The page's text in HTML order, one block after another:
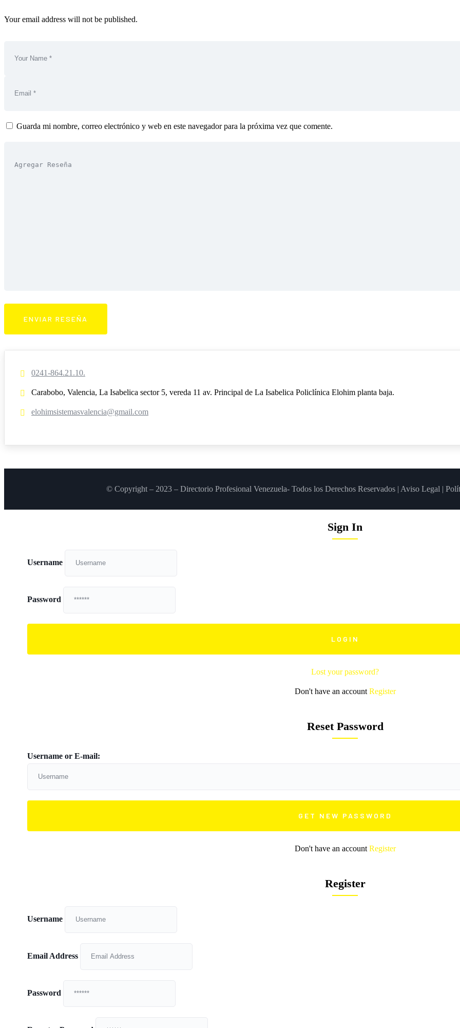
Your email address will not be published.
Guarda mi nombre, correo electrónico y web en este navegador para la próxima vez que comente.
0241-864.21.10.
Carabobo, Valencia, La Isabelica sector 5, vereda 11 av. Principal de La Isabelica Policlínica Elohim planta baja.
elohimsistemasvalencia@gmail.com
© Copyright – 2023 – Directorio Profesional Venezuela- Todos los Derechos Reservados | Aviso Legal |
Sign In
Username
Password
Lost your password?
Don't have an account Register
Reset Password
Username or E-mail:
Don't have an account Register
Register
Username
Email Address
Password